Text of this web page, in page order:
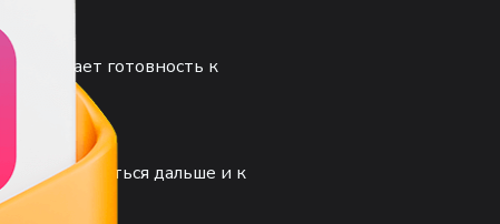
готовность к
как двигаться дальше и к